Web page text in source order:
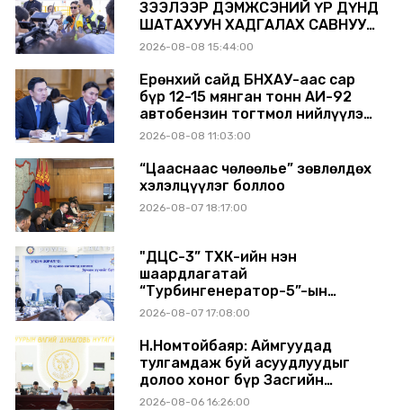
ЗЭЭЛЭЭР ДЭМЖСЭНИЙ ҮР ДҮНД
ШАТАХУУН ХАДГАЛАХ САВНУУД
ЭХНЭЭСЭЭ АШИГЛАЛТАД ОРЖ
2026-08-08 15:44:00
Ерөнхий сайд БНХАУ-аас сар
бүр 12-15 мянган тонн АИ-92
автобензин тогтмол нийлүүлэх
хүсэлт тавилаа
2026-08-08 11:03:00
“Цааснаас чөлөөлье” зөвлөлдөх
хэлэлцүүлэг боллоо
2026-08-07 18:17:00
"ДЦС-3” ТӨХК-ийн нэн
шаардлагатай
“Турбингенератор-5”-ын
шинэчлэлийн төсвийг
2026-08-07 17:08:00
Н.Номтойбаяр: Аймгуудад
тулгамдаж буй асуудлуудыг
долоо хоног бүр Засгийн
газрын хуралдаанд
2026-08-06 16:26:00